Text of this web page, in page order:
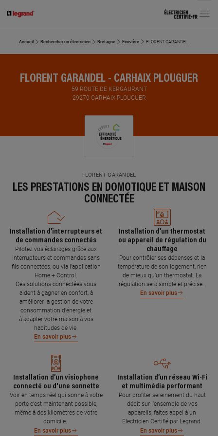
MENU
Accueil Rechercher un électricien Bretagne Finistère FLORENT GARANDEL
FLORENT GARANDEL - CARHAIX PLOUGUER
59 ROUTE DE KERGAURANT
29270 CARHAIX PLOUGUER
FLORENT GARANDEL
LES PRESTATIONS EN DOMOTIQUE ET MAISON
CONNECTÉE
Installation d’interrupteurs et
de commandes connectés
Pilotez vos éclairages grâce aux
interrupteurs et commandes sans
fils connectées, ou via l'application
Home + Control.
Ces solutions connectées vous
aident à gagner en confort, à
améliorer la gestion de votre
consommation d’énergie et
à adapter votre maison à vos
habitudes de vie.
En savoir plus
Installation d’un thermostat
ou appareil de régulation du
chauffage
Pour contrôler ses dépenses et la
température de son logement, rien
de mieux qu’un thermostat. La
régulation sera simple et précise.
En savoir plus
Installation d’un visiophone
connecté ou d'une sonnette
Voir en temps réel qui sonne à votre
porte c’est maintenant possible,
même à des kilomètres de votre
domicile.
En savoir plus
Installation d’un réseau Wi-Fi
et multimédia performant
Pour profiter sereinement du haut
débit sur l’ensemble de vos
appareils, faites appel à un
Electricien Certifié par Legrand.
En savoir plus